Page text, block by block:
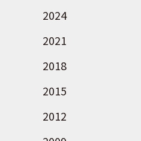
2024
2021
2018
2015
2012